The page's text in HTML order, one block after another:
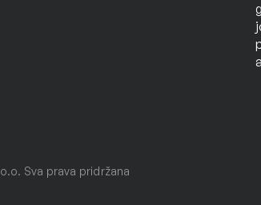
Sva prava pridržana